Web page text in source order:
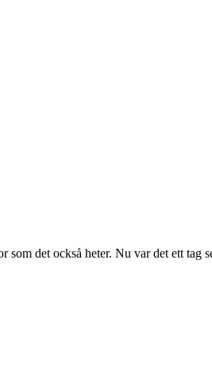
som det också heter. Nu var det ett tag